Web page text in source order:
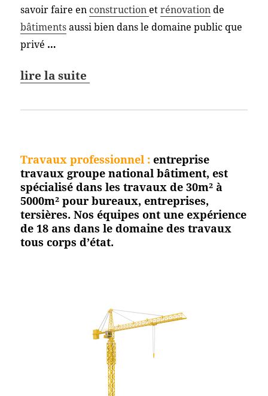
savoir faire en construction etrénovationde
bâtimentsaussi bien dans le domaine public que
privé …
lire la suite
Travaux professionnel : entreprise
travaux groupe national bâtiment, est
spécialisé dans les travaux de 30m² à
5000m² pour bureaux, entreprises,
tersières. Nos équipes ont une expérience
de 18 ans dans le domaine des travaux
tous corps d’état.